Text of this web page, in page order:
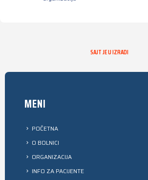
SAJT JE U IZRADI
MENI
POČETNA
O BOLNICI
ORGANIZACIJA
INFO ZA PACIJENTE